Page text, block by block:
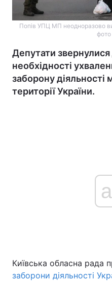
Попів УПЦ МП неодноразово
Депутати
необхідності
заборону діяльності
території України.
Київська обласна рада
заборони діяльності